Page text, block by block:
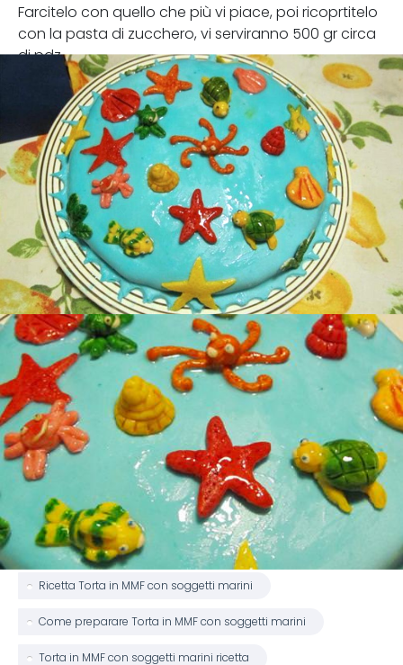
Farcitelo con quello che più vi piace, poi ricoprtitelo
con la pasta di zucchero, vi serviranno 500 gr circa
di pdz
Ricetta Torta in MMF con soggetti marini
Come preparare Torta in MMF con soggetti marini
Torta in MMF con soggetti marini ricetta